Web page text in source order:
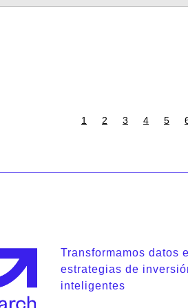
1 2 3 4 5
Transformamos datos
estrategias de
inteligentes